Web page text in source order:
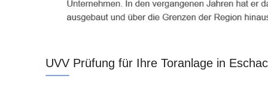
UVV Prüfung für Ihre Toranlage in